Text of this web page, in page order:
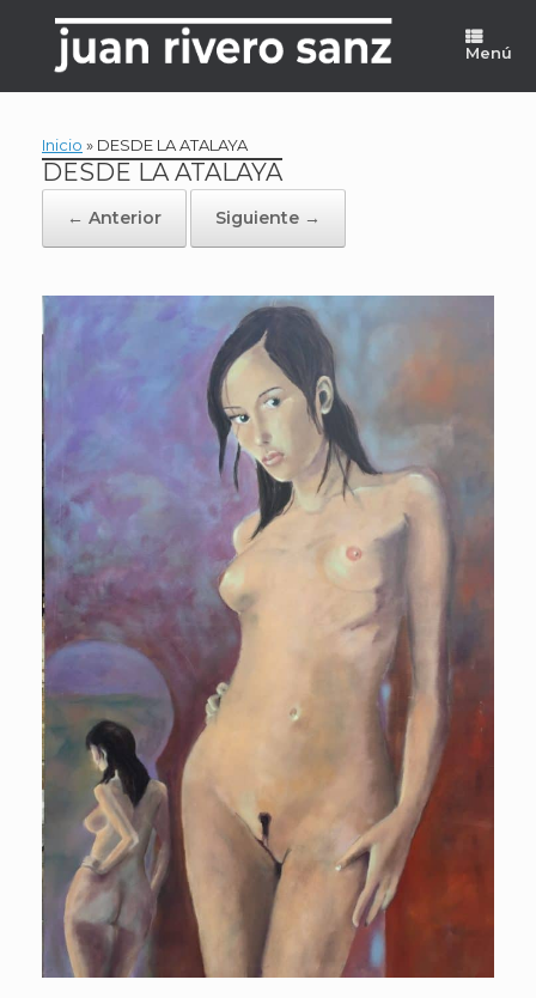
contenido
Menú
Inicio » DESDE LA ATALAYA
DESDE LA ATALAYA
← Anterior Siguiente →